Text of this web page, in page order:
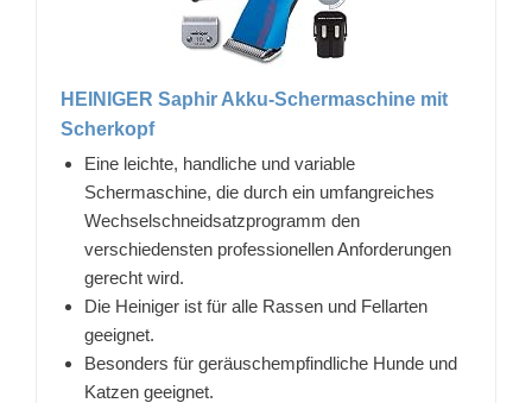
HEINIGER Saphir Akku-Schermaschine mit
Scherkopf
Eine leichte, handliche und variable
Schermaschine, die durch ein umfangreiches
Wechselschneidsatzprogramm den
verschiedensten professionellen Anforderungen
gerecht wird.
Die Heiniger ist für alle Rassen und Fellarten
geeignet.
Besonders für geräuschempfindliche Hunde und
Katzen geeignet.